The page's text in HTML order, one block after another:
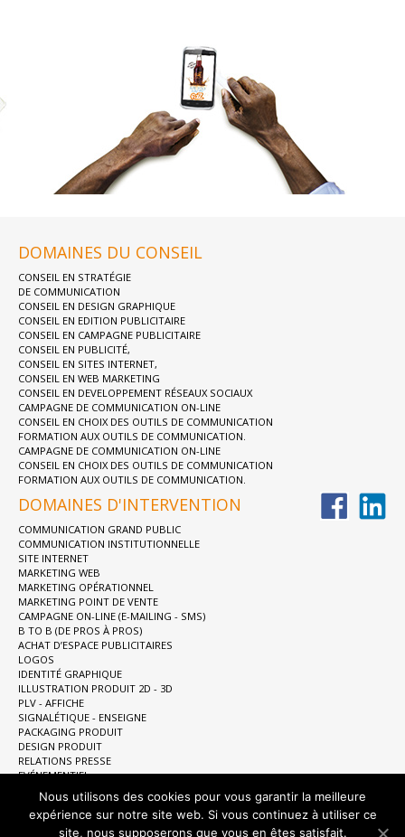
DOMAINES DU CONSEIL
CONSEIL EN STRATÉGIE
DE COMMUNICATION
CONSEIL EN DESIGN GRAPHIQUE
CONSEIL EN EDITION PUBLICITAIRE
CONSEIL EN CAMPAGNE PUBLICITAIRE
CONSEIL EN PUBLICITÉ,
CONSEIL EN SITES INTERNET,
CONSEIL EN WEB MARKETING
CONSEIL EN DEVELOPPEMENT RÉSEAUX SOCIAUX
CAMPAGNE DE COMMUNICATION ON-LINE
CONSEIL EN CHOIX DES OUTILS DE COMMUNICATION
FORMATION AUX OUTILS DE COMMUNICATION.
CAMPAGNE DE COMMUNICATION ON-LINE
CONSEIL EN CHOIX DES OUTILS DE COMMUNICATION
FORMATION AUX OUTILS DE COMMUNICATION.
DOMAINES D'INTERVENTION
COMMUNICATION GRAND PUBLIC
COMMUNICATION INSTITUTIONNELLE
SITE INTERNET
MARKETING WEB
MARKETING OPÉRATIONNEL
MARKETING POINT DE VENTE
CAMPAGNE ON-LINE (E-MAILING - SMS)
B TO B (DE PROS À PROS)
ACHAT D’ESPACE PUBLICITAIRES
LOGOS
IDENTITÉ GRAPHIQUE
ILLUSTRATION PRODUIT 2D - 3D
PLV - AFFICHE
SIGNALÉTIQUE - ENSEIGNE
PACKAGING PRODUIT
DESIGN PRODUIT
RELATIONS PRESSE
EVÉNEMENTIEL
FILM D’ENTREPRISE
FILM PUBLICITAIRE
FILM INSTITUTIONNEL
ANIMATION VIDEO ET WEB 2D - 3D
Nous utilisons des cookies pour vous garantir la meilleure
expérience sur notre site web. Si vous continuez à utiliser ce
site, nous supposerons que vous en êtes satisfait.